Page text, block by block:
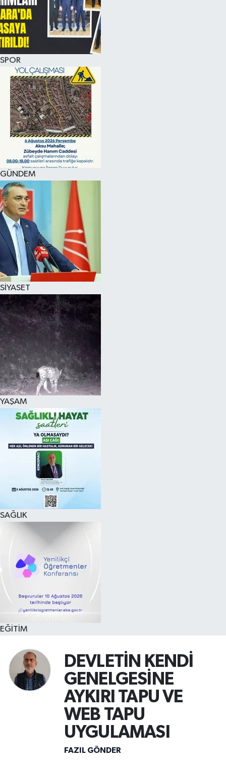
SPOR
GÜNDEM
SİYASET
YAŞAM
SAĞLIK
EĞİTİM
DEVLETİN KENDİ
GENELGESİNE
AYKIRI TAPU VE
WEB TAPU
UYGULAMASI
FAZIL GÖNDER
KÜLTÜR SANAT
MAGAZİN
SAĞLIK
SİYASET
SPOR
TEKNOLOJİ
VİZYONDAKİLER
YAŞAM